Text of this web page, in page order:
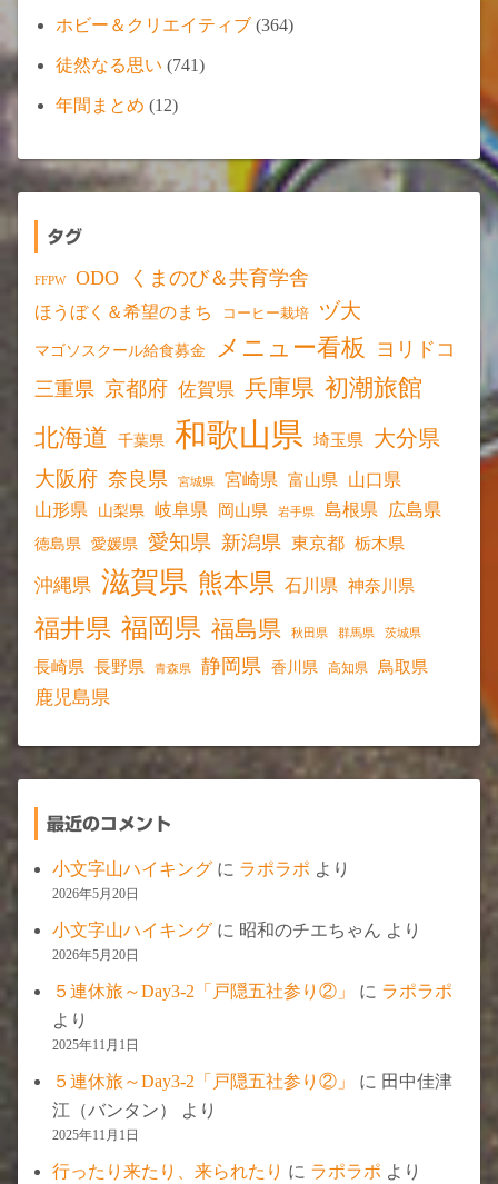
ホビー＆クリエイティブ (364)
徒然なる思い (741)
年間まとめ (12)
タグ
FFPW ODO くまのび＆共育学舎
ほうぼく＆希望のまち コーヒー栽培 ヅ大
マゴソスクール給食募金 メニュー看板
ヨリドコ
三重県 京都府 佐賀県 兵庫県 初潮旅館
北海道
千葉県 和歌山県 埼玉県 大分県
大阪府 奈良県 宮城県 宮崎県 富山県 山口県
山形県 山梨県 岐阜県 岡山県 岩手県 島根県 広島県
徳島県 愛媛県 愛知県 新潟県 東京都 栃木県
沖縄県 滋賀県 熊本県 石川県 神奈川県
福井県 福岡県 福島県 秋田県 群馬県 茨城県
長崎県 長野県 青森県 静岡県 香川県 高知県 鳥取県
鹿児島県
最近のコメント
小文字山ハイキング に ラポラポ より
2026年5月20日
小文字山ハイキング に 昭和のチエちゃん より
2026年5月20日
５連休旅～Day3-2「戸隠五社参り②」 に ラポラポ
より
2025年11月1日
５連休旅～Day3-2「戸隠五社参り②」 に 田中佳津
江（バンタン）
より
2025年11月1日
行ったり来たり、来られたり に ラポラポ より